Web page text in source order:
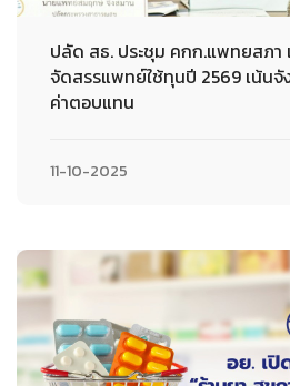
ปลัด สธ. ประชุม คกก.แพทยสภา
จัดสรรแพทย์ใช้ทุนปี 2569 เน้น
ค่าตอบแทน
11-10-2025